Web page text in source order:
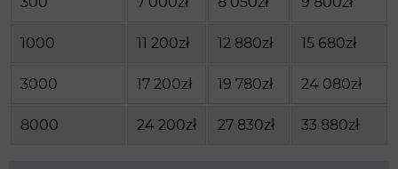
1000 11 200zł 12 880zł 15 680zł
3000 17 200zł 19 780zł 24 080zł
8000 24 200zł 27 830zł 33 880zł